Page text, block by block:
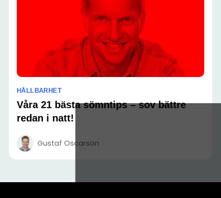
HÅLLBARHET
Våra 21 bästa sömntips – sov bättre
redan i natt!
Gustaf Oscarson